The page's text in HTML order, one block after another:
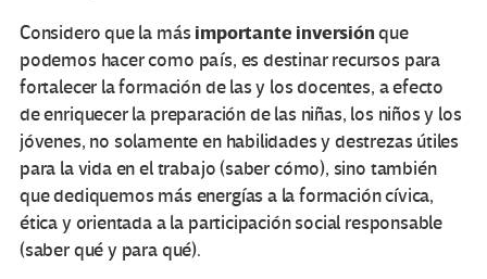
Considero que la más importante inversiónque
podemos hacer como país, es destinar recursos para
fortalecer la formación de las y los docentes, a efecto
de enriquecer la preparación de las niñas, los niños y los
jóvenes, no solamente en habilidades y destrezas útiles
para la vida en el trabajo (saber cómo), sino también
que dediquemos más energías a la formación cívica,
ética y orientada a la participación social responsable
(saber qué y para qué).